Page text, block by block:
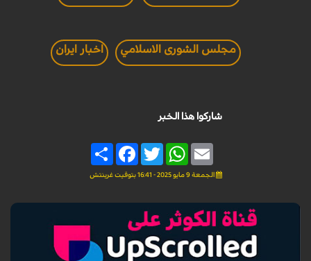
مجلس الشورى الاسلامي اخبار ايران
شاركوا هذا الخبر
Share
FacebookTwitter
WhatsAppEmail
الجمعة 9 مايو 2025 - 16:41 بتوقيت غرينتش